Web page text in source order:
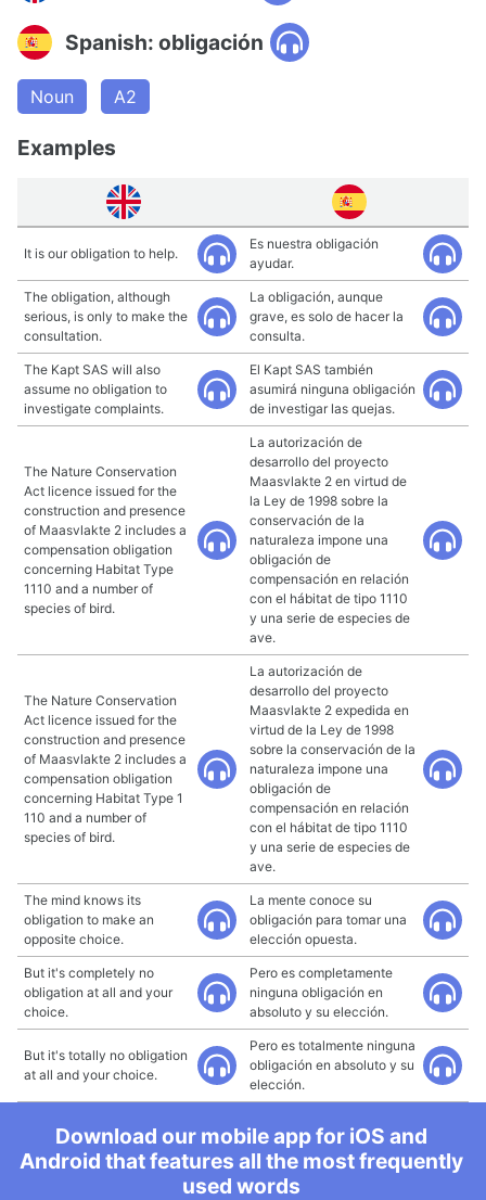
Spanish: obligación
Noun A2
Examples
It is our obligation to help.
Es nuestra obligación
ayudar.
The obligation, although
serious, is only to make the
consultation.
La obligación, aunque
grave, es solo de hacer la
consulta.
The Kapt SAS will also
assume no obligation to
investigate complaints.
El Kapt SAS también
asumirá ninguna obligación
de investigar las quejas.
The Nature Conservation
Act licence issued for the
construction and presence
of Maasvlakte 2 includes a
compensation obligation
concerning Habitat Type
1110 and a number of
species of bird.
La autorización de
desarrollo del proyecto
Maasvlakte 2 en virtud de
la Ley de 1998 sobre la
conservación de la
naturaleza impone una
obligación de
compensación en relación
con el hábitat de tipo 1110
y una serie de especies de
ave.
The Nature Conservation
Act licence issued for the
construction and presence
of Maasvlakte 2 includes a
compensation obligation
concerning Habitat Type 1
110 and a number of
species of bird.
La autorización de
desarrollo del proyecto
Maasvlakte 2 expedida en
virtud de la Ley de 1998
sobre la conservación de la
naturaleza impone una
obligación de
compensación en relación
con el hábitat de tipo 1110
y una serie de especies de
ave.
The mind knows its
obligation to make an
opposite choice.
La mente conoce su
obligación para tomar una
elección opuesta.
But it's completely no
obligation at all and your
choice.
Pero es completamente
ninguna obligación en
absoluto y su elección.
But it's totally no obligation
at all and your choice.
Pero es totalmente ninguna
obligación en absoluto y su
elección.
Download our mobile app for iOS and
Android that features all the most frequently
used words